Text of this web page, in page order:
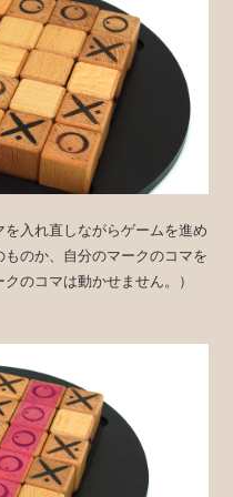
入れ直しながらゲームを進め
のか、自分のマークのコマを
のコマは動かせません。）